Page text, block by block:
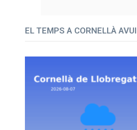
EL TEMPS A CORNELLÀ AVUI